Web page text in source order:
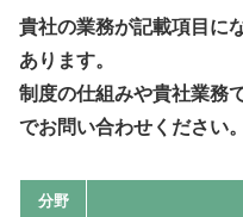
貴社の業務が記載項目に
あります。
制度の仕組みや貴社業務
でお問い合わせください。
分野